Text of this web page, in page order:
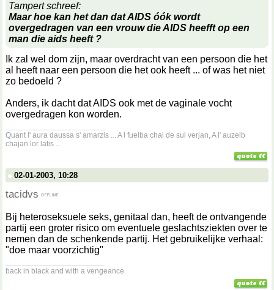
Tampert schreef:
Maar hoe kan het dan dat AIDS óók wordt
overgedragen van een vrouw die AIDS heefft op een
man die aids heeft?
Ik zal wel dom zijn, maar overdracht van een persoon die het
al heeft naar een persoon die het ook heeft ... of was het niet
zo bedoeld ?
Anders, ik dacht dat AIDS ook met de vaginale vocht
overgedragen kon worden.
Quant l' aura daussa s' amarzis ... A l fuelba chai de sul verjan, A l' auzelb
chajan lor latis ...
02-01-2003, 10:28
tacidvs
Bij heteroseksuele seks, genitaal dan, heeft de ontvangende
partij een groter risico om eventuele geslachtsziekten over te
nemen dan de schenkende partij. Het gebruikelijke verhaal:
"doe maar voorzichtig"
back in black and with a vengeance